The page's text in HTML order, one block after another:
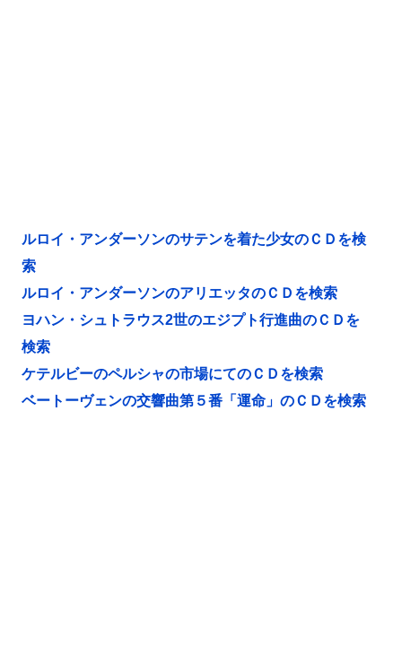
ルロイ・アンダーソンのサテンを着た少女のＣＤを検
索
ルロイ・アンダーソンのアリエッタのＣＤを検索
ヨハン・シュトラウス2世のエジプト行進曲のＣＤを
検索
ケテルビーのペルシャの市場にてのＣＤを検索
ベートーヴェンの交響曲第５番「運命」のＣＤを検索